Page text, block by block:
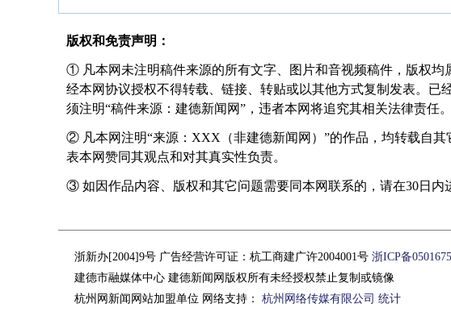
版权和免责声明：
① 凡本网未注明稿件来源的所有文字、图片和音视频稿件，版权均
经本网协议授权不得转载、链接、转贴或以其他方式复制发表。已
须注明“稿件来源：建德新闻网”，违者本网将追究其相关法律责任。
② 凡本网注明“来源：XXX（非建德新闻网）”的作品，均转载自
表本网赞同其观点和对其真实性负责。
③ 如因作品内容、版权和其它问题需要同本网联系的，请在30日内
浙新办[2004]9号 广告经营许可证：杭工商建广许2004001号 浙ICP备
建德市融媒体中心 建德新闻网版权所有未经授权禁止复制或镜像
杭州网新闻网站加盟单位 网络支持：
杭州网络传媒有限公司 统计